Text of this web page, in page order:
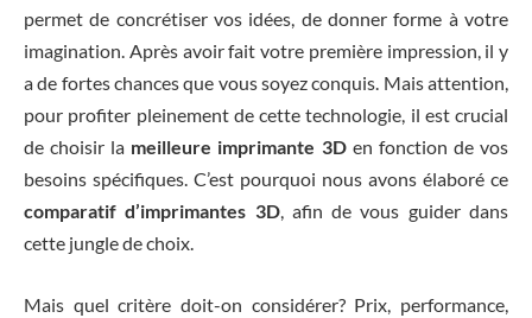
permet de concrétiser vos idées, de donner forme à votre
imagination. Après avoir fait votre première impression, il y
a de fortes chances que vous soyez conquis. Mais attention,
pour profiter pleinement de cette technologie, il est crucial
de choisir la meilleure imprimante 3Den fonction de vos
besoins spécifiques. C’est pourquoi nous avons élaboré ce
comparatif d’imprimantes 3D, afin de vous guider dans
cette jungle de choix.
Mais quel critère doit-on considérer? Prix, performance,